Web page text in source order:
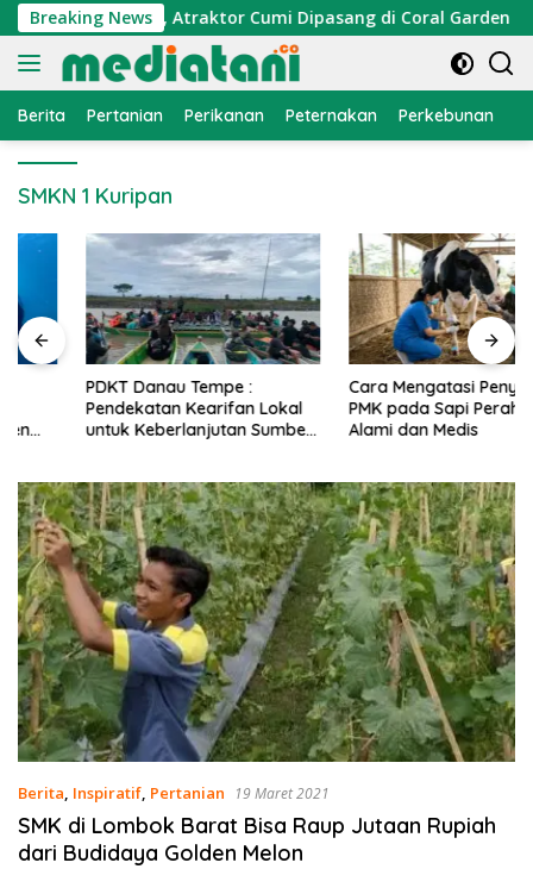
Langsung
ke
konten
Breaking News
Nelayan, Atraktor Cumi Dipasang di Coral Garden
Berita Pertanian Perikanan Peternakan Perkebunan
SMKN 1 Kuripan
PDKT Danau Tempe :
Pendekatan Kearifan Lokal
untuk Keberlanjutan Sumber
Cara Mengatasi Penyakit
PMK pada Sapi Perah Secara
Alami dan Medis
Berita, Inspiratif, Pertanian 19 Maret 2021
SMK di Lombok Barat Bisa Raup Jutaan Rupiah
dari Budidaya Golden Melon